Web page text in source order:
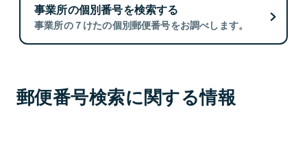
事業所の個別番号を検索する
事業所の７けたの個別郵便番号をお調べします。
郵便番号検索に関する情報